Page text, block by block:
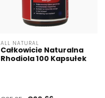
ALL NATURAL
Całkowicie Naturalna
Rhodiola 100 Kapsułek